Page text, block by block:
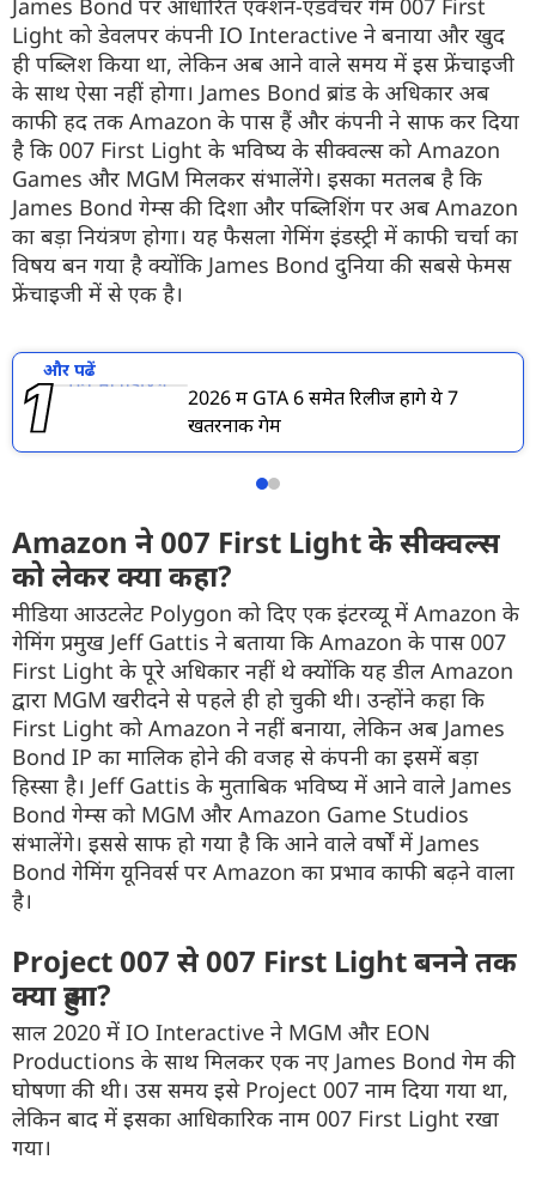
James Bond पर आधारित एक्शन-एडवेंचर गेम 007 First
Light को डेवलपर कंपनी IO Interactive ने बनाया और खुद
ही पब्लिश किया था, लेकिन अब आने वाले समय में इस फ्रेंचाइजी
के साथ ऐसा नहीं होगा। James Bond ब्रांड के अधिकार अब
काफी हद तक Amazon के पास हैं और कंपनी ने साफ कर दिया
है कि 007 First Light के भविष्य के सीक्वल्स को Amazon
Games और MGM मिलकर संभालेंगे। इसका मतलब है कि
James Bond गेम्स की दिशा और पब्लिशिंग पर अब Amazon
का बड़ा नियंत्रण होगा। यह फैसला गेमिंग इंडस्ट्री में काफी चर्चा का
विषय बन गया है क्योंकि James Bond दुनिया की सबसे फेमस
फ्रेंचाइजी में से एक है।
और पढें
2026 में GTA 6 समेत रिलीज होंगे ये 7
खतरनाक गेम
Amazon ने 007 First Light के सीक्वल्स
को लेकर क्या कहा?
मीडिया आउटलेट Polygon को दिए एक इंटरव्यू में Amazon के
गेमिंग प्रमुख Jeff Gattis ने बताया कि Amazon के पास 007
First Light के पूरे अधिकार नहीं थे क्योंकि यह डील Amazon
द्वारा MGM खरीदने से पहले ही हो चुकी थी। उन्होंने कहा कि
First Light को Amazon ने नहीं बनाया, लेकिन अब James
Bond IP का मालिक होने की वजह से कंपनी का इसमें बड़ा
हिस्सा है। Jeff Gattis के मुताबिक भविष्य में आने वाले James
Bond गेम्स को MGM और Amazon Game Studios
संभालेंगे। इससे साफ हो गया है कि आने वाले वर्षों में James
Bond गेमिंग यूनिवर्स पर Amazon का प्रभाव काफी बढ़ने वाला
है।
Project 007 से 007 First Light बनने तक
क्या हुआ?
साल 2020 में IO Interactive ने MGM और EON
Productions के साथ मिलकर एक नए James Bond गेम की
घोषणा की थी। उस समय इसे Project 007 नाम दिया गया था,
लेकिन बाद में इसका आधिकारिक नाम 007 First Light रखा
गया।